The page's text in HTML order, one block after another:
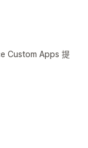
Custom Apps 提